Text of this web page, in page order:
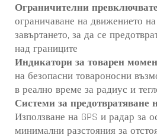
Ограничителни
ограничаване на движението
завъртането, за да се
над границите
Индикатори за товарен
на безопасни товароносни
в реално време за радиус и
Системи за предотвратяване
Използване на GPS и радар за
минимални разстояния за